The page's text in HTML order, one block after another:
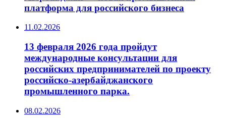
платформа для российского бизнеса
11.02.2026
13 февраля 2026 года пройдут
международные консультации для
российских предпринимателей по проекту
российско-азербайджанского
промышленного парка.
08.02.2026